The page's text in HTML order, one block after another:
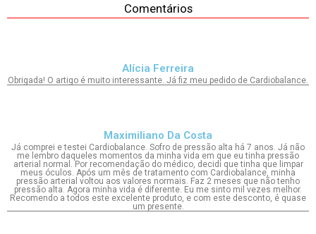
Comentários
Alícia Ferreira
Obrigada! O artigo é muito interessante. Já fiz meu pedido de Cardiobalance.
Maximiliano Da Costa
Já comprei e testei Cardiobalance. Sofro de pressão alta há 7 anos. Já não
me lembro daqueles momentos da minha vida em que eu tinha pressão
arterial normal. Por recomendação do médico, decidi que tinha que limpar
meus óculos. Após um mês de tratamento com Cardiobalance, minha
pressão arterial voltou aos valores normais. Faz 2 meses que não tenho
pressão alta. Agora minha vida é diferente. Eu me sinto mil vezes melhor.
Recomendo a todos este excelente produto, e com este desconto, é quase
um presente.